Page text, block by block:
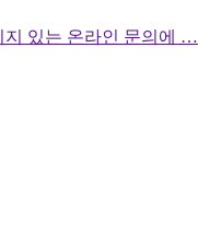
지 있는 온라인 문의에 …